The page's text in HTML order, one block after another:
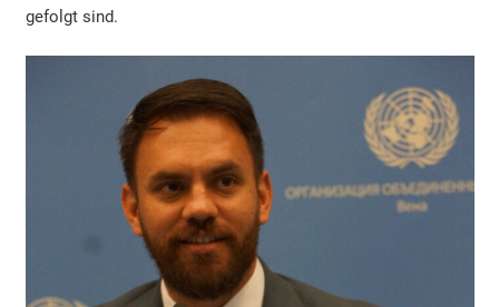
gefolgt sind.